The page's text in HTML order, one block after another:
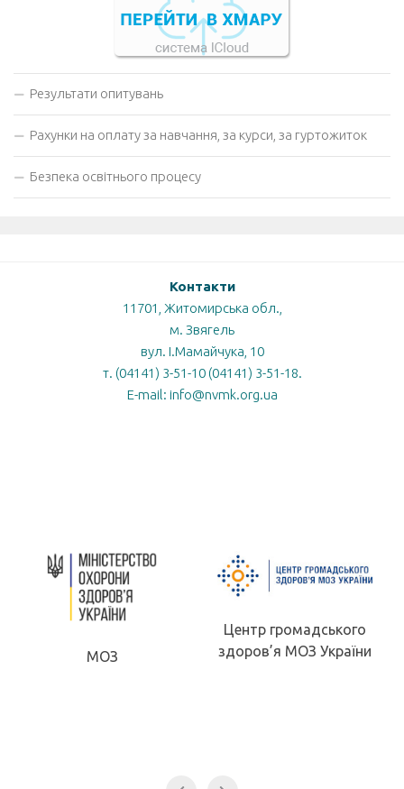
Результати опитувань
Рахунки на оплату за навчання, за курси, за гуртожиток
Безпека освітнього процесу
Контакти
11701, Житомирська обл.,
м. Звягель
вул. І.Мамайчука, 10
т. (04141) 3-51-10 (04141) 3-51-18.
E-mail: info@nvmk.org.ua
здоров’я МОЗ України
МОН